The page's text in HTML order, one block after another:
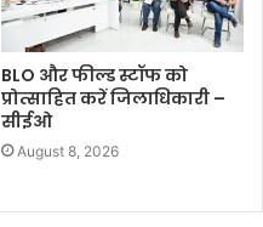
BLO और फील्ड स्टॉफ को
प्रोत्साहित करें जिलाधिकारी –
सीईओ
August 8, 2026